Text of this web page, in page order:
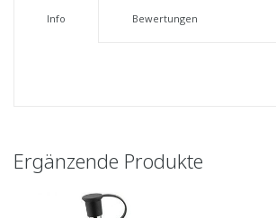
Info Bewertungen
Ergänzende Produkte